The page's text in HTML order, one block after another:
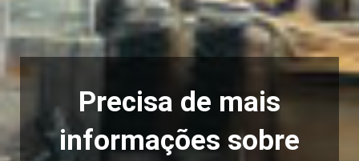
Precisa de mais
informações sobre